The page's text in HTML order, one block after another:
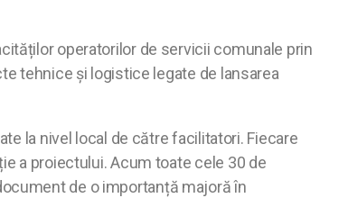
operatorilor de servicii comunale prin
tehnice și logistice legate de lansarea
la nivel local de către facilitatori. Fiecare
a proiectului. Acum toate cele 30 de
de o importanță majoră în